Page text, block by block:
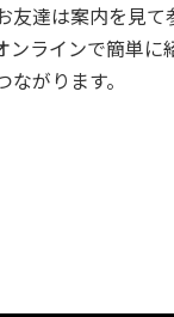
友達は案内を見
ンラインで簡単
ながります。